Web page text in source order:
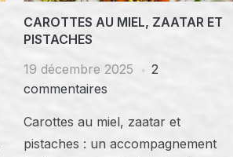
CAROTTES AU MIEL, ZAATAR ET
PISTACHES
19 décembre 2025
2
commentaires
Carottes au miel, zaatar et
pistaches : un accompagnement